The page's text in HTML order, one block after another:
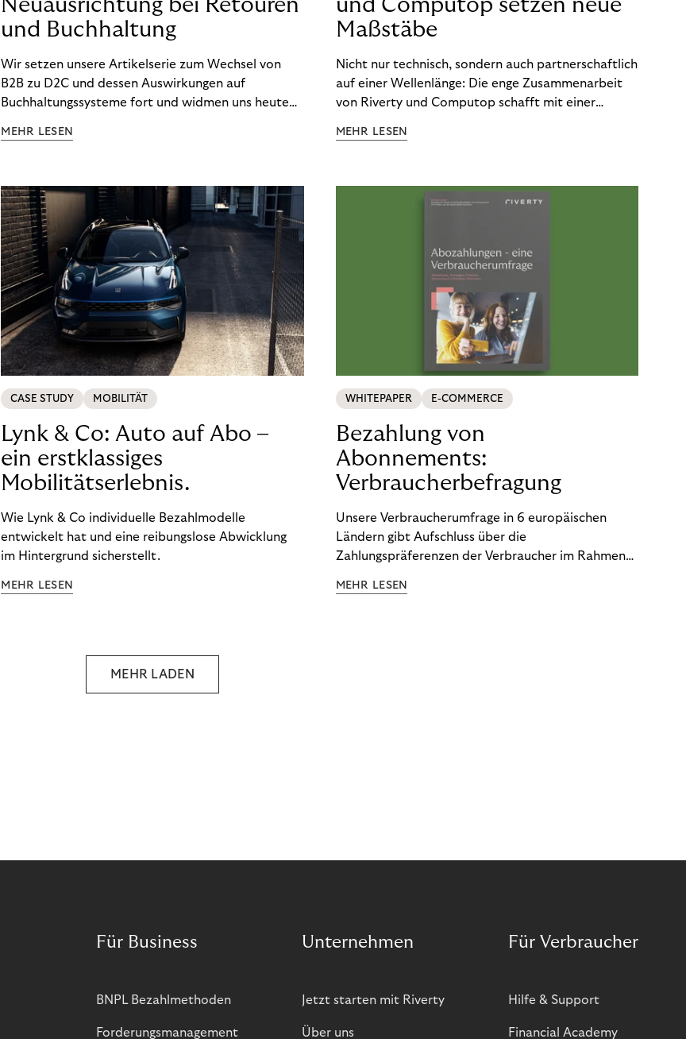
Neuausrichtung bei Retouren
und Buchhaltung
Wir setzen unsere Artikelserie zum Wechsel von
B2B zu D2C und dessen Auswirkungen auf
Buchhaltungssysteme fort und widmen uns heute
im D2C-Bereich.
MEHR LESEN
und Computop setzen neue
Maßstäbe
Nicht nur technisch, sondern auch partnerschaftlich
auf einer Wellenlänge: Die enge Zusammenarbeit
von Riverty und Computop schafft mit einer
Zahlungsabwicklung echte Mehrwerte für Händler.
MEHR LESEN
CASE STUDY MOBILITÄT
Lynk & Co: Auto auf Abo –
ein erstklassiges
Mobilitätserlebnis.
Wie Lynk & Co individuelle Bezahlmodelle
entwickelt hat und eine reibungslose Abwicklung
im Hintergrund sicherstellt.
MEHR LESEN
WHITEPAPER E-COMMERCE
Bezahlung von
Abonnements:
Verbraucherbefragung
Unsere Verbraucherumfrage in 6 europäischen
Ländern gibt Aufschluss über die
Zahlungspräferenzen der Verbraucher im Rahmen
Ergebnisse, um zu erfahren, wie Sie
MEHR LESEN
MEHR LADEN
Für Business
BNPL Bezahlmethoden
Forderungsmanagement
Unternehmen
Jetzt starten mit Riverty
Über uns
Für Verbraucher
Hilfe & Support
Financial Academy